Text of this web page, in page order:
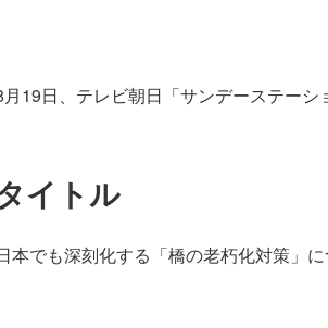
月19日、テレビ朝日「サンデーステー
イトル
本でも深刻化する「橋の老朽化対策」